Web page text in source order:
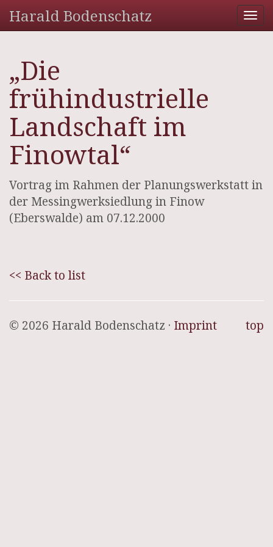
Harald Bodenschatz
„Die
frühindustrielle
Landschaft im
Finowtal“
Vortrag im Rahmen der Planungswerkstatt in
der Messingwerksiedlung in Finow
(Eberswalde) am 07.12.2000
<< Back to list
top
© 2026 Harald Bodenschatz · Imprint